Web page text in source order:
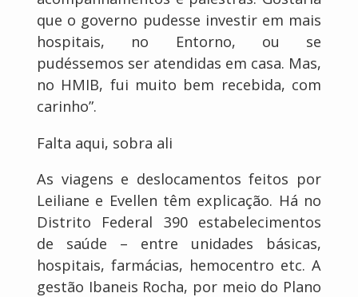
que o governo pudesse investir em mais
hospitais, no Entorno, ou se
pudéssemos ser atendidas em casa. Mas,
no HMIB, fui muito bem recebida, com
carinho”.
Falta aqui, sobra ali
As viagens e deslocamentos feitos por
Leiliane e Evellen têm explicação. Há no
Distrito Federal 390 estabelecimentos
de saúde – entre unidades básicas,
hospitais, farmácias, hemocentro etc. A
gestão Ibaneis Rocha, por meio do Plano